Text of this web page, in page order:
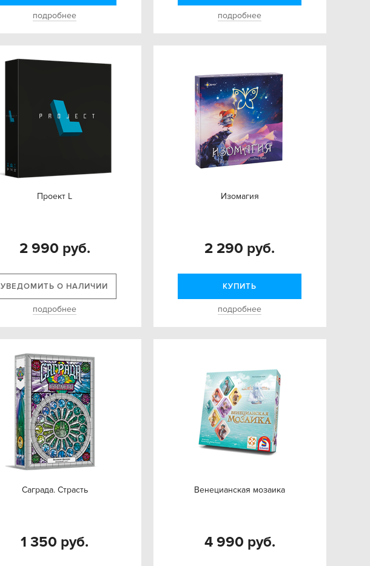
подробнее подробнее
Проект L
2 990 руб.
УВЕДОМИТЬ О НАЛИЧИИ
подробнее
Изомагия
2 290 руб.
КУПИТЬ
подробнее
Саграда. Страсть
1 350 руб.
Венецианская мозаика
4 990 руб.